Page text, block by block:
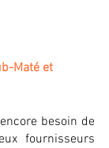
Maté et
besoin de
fournisseurs